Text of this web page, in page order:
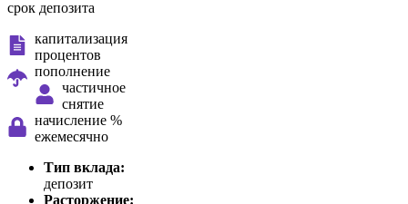
срок депозита
капитализация
процентов
пополнение
частичное
снятие
начисление %
ежемесячно
Тип вклада:
депозит
Расторжение: